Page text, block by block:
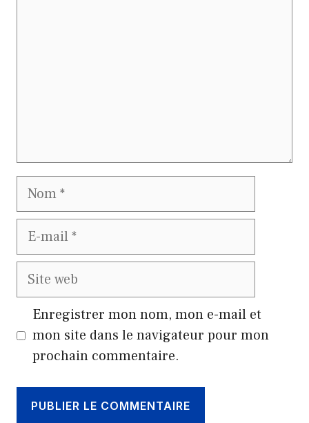
Nom
E-
mail
Site
web
Enregistrer mon nom, mon e-mail et
mon site dans le navigateur pour mon
prochain commentaire.